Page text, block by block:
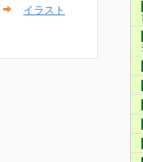
イラスト